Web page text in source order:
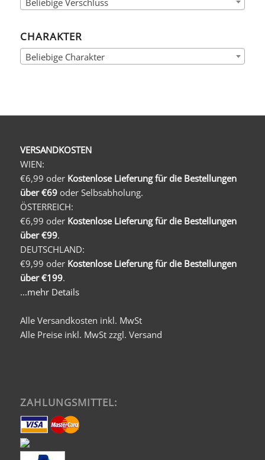
CHARAKTER
Beliebige Charakter
VERSANDKOSTEN
WIEN:
€6,99 oder Kostenlose Lieferung für die Bestellungen
über €69oder Selbsabholung.
ÖSTERREICH:
€6,99 oder Kostenlose Lieferung für die Bestellungen
über €99.
DEUTSCHLAND:
€9,99 oder Kostenlose Lieferung für die Bestellungen
über €199.
...mehr Details
Alle Versandkosten inkl. MwSt
Alle Preise inkl. MwSt zzgl. Versand
ZAHLUNGSMITTEL: